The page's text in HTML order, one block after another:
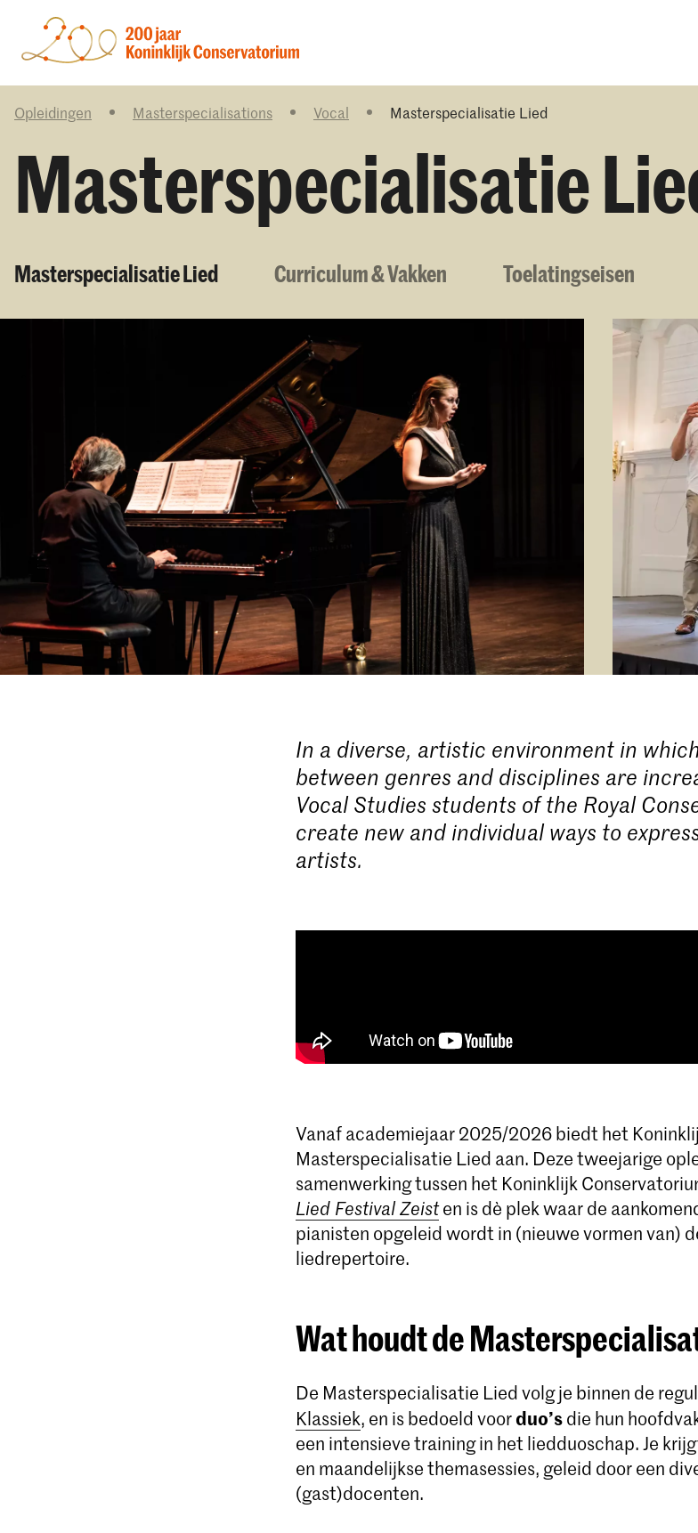
Opleidingen Masterspecialisations Vocal Masterspecialisatie Lied
Masterspecialisatie
Masterspecialisatie Lied Curriculum & Vakken Toelatingseisen
In a diverse, artistic environment in
between genres and disciplines are
Vocal Studies students of the Royal
create new and individual ways to
artists.
Vanaf academiejaar 2025/2026 biedt het
Masterspecialisatie Lied aan. Deze tweejarige
samenwerking tussen het Koninklijk
Lied FestivalZeisten is dè plek waar de
pianisten opgeleid wordt in (nieuwe vormen van)
liedrepertoire.
Wat houdt de
De Masterspecialisatie Lied volg je binnen de
Klassiek, en is bedoeld voorduo’sdie hun
een intensieve training in het liedduoschap. Je
en maandelijkse themasessies, geleid door een
(gast)docenten.